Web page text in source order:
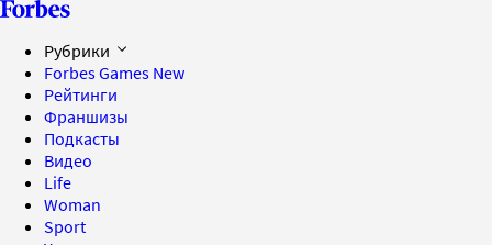
Рубрики
Forbes Games New
Рейтинги
Франшизы
Подкасты
Видео
Life
Woman
Sport